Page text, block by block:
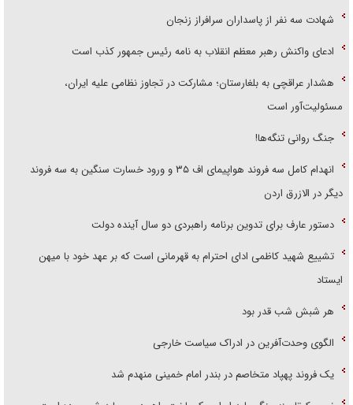
شهادت سه نفر از پاسداران سرافراز زنجان
ادعای واکنش رهبر معظم انقلاب به نامه رئیس جمهور کذب است
هشدار عراقچی به بلغارستان؛ مشارکت در تجاوز نظامی علیه ایران،
مسئولیت‌آور است
جنگ روانی تنگه‌ها!
انهدام کامل سه فروند هواپیمای اف ۳۵ و ورود خسارت سنگین به سه فروند
دیگر در الازرق اردن
دستور عارف برای تدوین برنامه راهبردی دو سال آینده دولت
تشییع شهید کاظمی ادای احترام به قهرمانی است که بر عهد خود با میهن
ایستاد
هر شبش شب قدر بود
الگوی وحدت‌آفرین در ادراک سیاست خارجی
یک فروند پهپاد متخاصم در بندر امام خمینی منهدم شد